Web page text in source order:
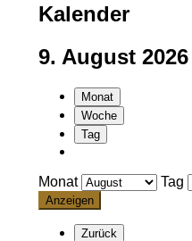
Kalender
9. August 2026
Monat
Woche
Tag
Monat Tag
Zurück